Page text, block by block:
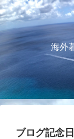
海外
ブログ記念